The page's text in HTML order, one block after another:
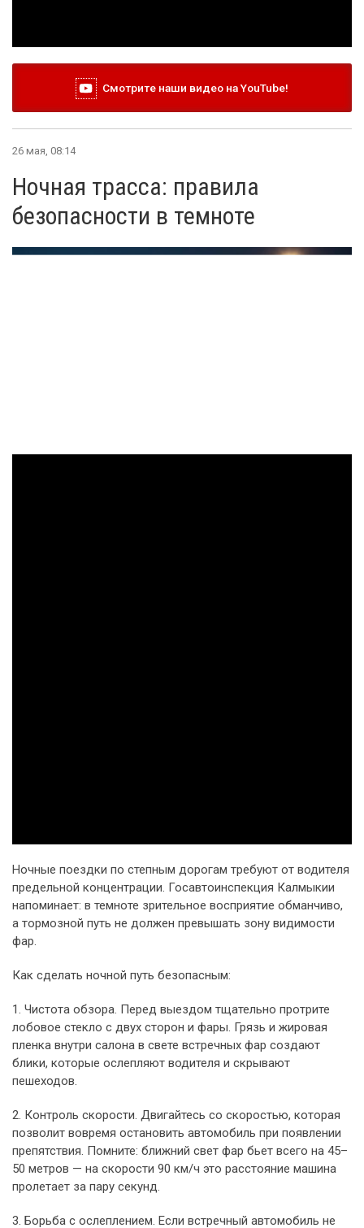
Смотрите наши видео на YouTube!
26 мая, 08:14
Ночная трасса: правила
безопасности в темноте
Ночные поездки по степным дорогам требуют от водителя
предельной концентрации. Госавтоинспекция Калмыкии
напоминает: в темноте зрительное восприятие обманчиво,
а тормозной путь не должен превышать зону видимости
фар.
Как сделать ночной путь безопасным:
1. Чистота обзора. Перед выездом тщательно протрите
лобовое стекло с двух сторон и фары. Грязь и жировая
пленка внутри салона в свете встречных фар создают
блики, которые ослепляют водителя и скрывают
пешеходов.
2. Контроль скорости. Двигайтесь со скоростью, которая
позволит вовремя остановить автомобиль при появлении
препятствия. Помните: ближний свет фар бьет всего на 45–
50 метров — на скорости 90 км/ч это расстояние машина
пролетает за пару секунд.
3. Борьба с ослеплением. Если встречный автомобиль не